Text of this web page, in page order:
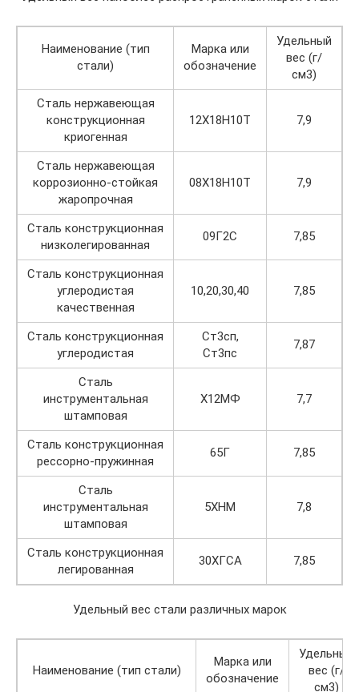
Наименование (тип
стали)
Марка или
обозначение
Удельный
вес (г/
см3)
Сталь нержавеющая
конструкционная
криогенная
12Х18Н10Т 7,9
Сталь нержавеющая
коррозионно-стойкая
жаропрочная
08Х18Н10Т 7,9
Сталь конструкционная
низколегированная
09Г2С 7,85
Сталь конструкционная
углеродистая
качественная
10,20,30,40 7,85
Сталь конструкционная
углеродистая
Ст3сп,
Ст3пс
7,87
Сталь
инструментальная
штамповая
Х12МФ 7,7
Сталь конструкционная
рессорно-пружинная
65Г 7,85
Сталь
инструментальная
штамповая
5ХНМ 7,8
Сталь конструкционная
легированная
30ХГСА 7,85
Удельный вес стали различных марок
Наименование (тип стали)
Марка или
обозначение
Удельный
вес (г/
см3)